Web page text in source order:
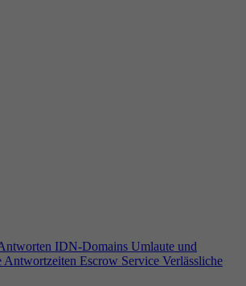
IDN-Domains Umlaute und
Antwortzeiten Escrow Service Verlässliche